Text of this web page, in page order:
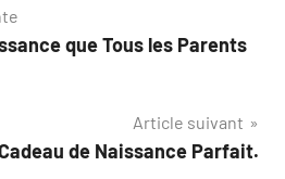
que Tous les Parents
Article suivant
de Naissance Parfait.